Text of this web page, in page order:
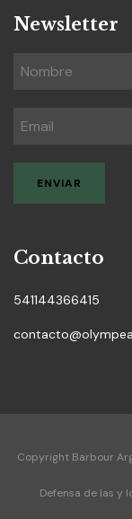
Newsletter
Contacto
541144366415
Copyright Barbour
Defensa de las y